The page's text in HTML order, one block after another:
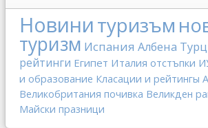
Новинитуризъм
туризм Испания Албена
рейтинги Египет Италия отстъпки
и образование Класации и рейтингы
Великобритания почивка Великден
Майски празници